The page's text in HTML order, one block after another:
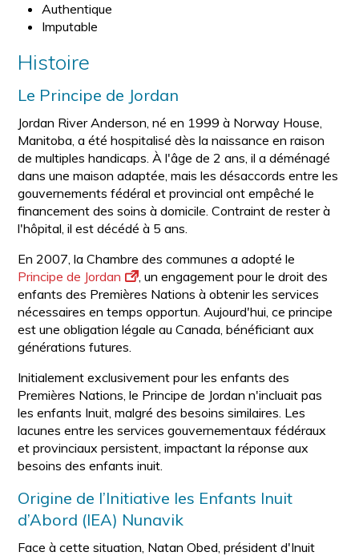
Authentique
Imputable
Histoire
Le Principe de Jordan
Jordan River Anderson, né en 1999 à Norway House,
Manitoba, a été hospitalisé dès la naissance en raison
de multiples handicaps. À l'âge de 2 ans, il a déménagé
dans une maison adaptée, mais les désaccords entre les
gouvernements fédéral et provincial ont empêché le
financement des soins à domicile. Contraint de rester à
l'hôpital, il est décédé à 5 ans.
En 2007, la Chambre des communes a adopté le
Principe de Jordan
, un engagement pour le droit des
enfants des Premières Nations à obtenir les services
nécessaires en temps opportun. Aujourd'hui, ce principe
est une obligation légale au Canada, bénéficiant aux
générations futures.
Initialement exclusivement pour les enfants des
Premières Nations, le Principe de Jordan n'incluait pas
les enfants Inuit, malgré des besoins similaires. Les
lacunes entre les services gouvernementaux fédéraux
et provinciaux persistent, impactant la réponse aux
besoins des enfants inuit.
Origine de l’Initiative les Enfants Inuit
d’Abord (IEA) Nunavik
Face à cette situation, Natan Obed, président d'Inuit